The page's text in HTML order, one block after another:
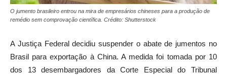
O jumento brasileiro entrou na mira de empresários chineses para a produção de
remédio sem comprovação científica. Crédito: Shutterstock
A Justiça Federal decidiu suspender o abate de jumentos no
Brasil para exportação à China. A medida foi tomada por 10
dos 13 desembargadores da Corte Especial do Tribunal